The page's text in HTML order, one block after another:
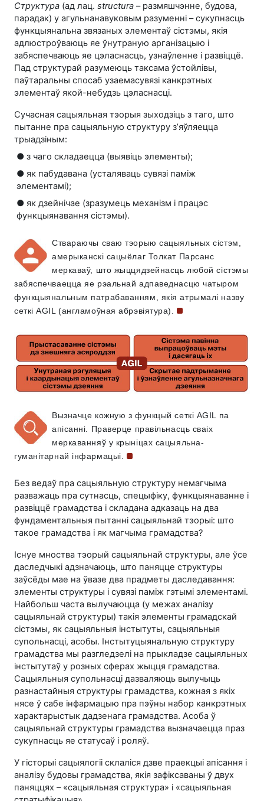
Структура (ад лац. structura – размяшчэнне, будова,
парадак) у агульнанавуковым разуменні – сукупнасць
функцыянальна звязаных элементаў сістэмы, якія
адлюстроўваюць яе ўнутраную арганізацыю і
забяспечваюць яе цэласнасць, узнаўленне і развіццё.
Пад структурай разумеюць таксама ўстойлівы,
паўтаральны спосаб узаемасувязі канкрэтных
элементаў якой-небудзь цэласнасці.
Сучасная сацыяльная тэорыя зыходзіць з таго, што
пытанне пра сацыяльную структуру з’яўляецца
трыадзіным:
● з чаго складаецца (выявіць элементы);
● як пабудавана (усталяваць сувязі паміж
элементамі);
● як дзейнічае (зразумець механізм і працэс
функцыянавання сістэмы).
Ствараючы сваю тэорыю сацыяльных сістэм,
амерыканскі сацыёлаг Толкат Парсанс
меркаваў, што жыццядзейнасць любой сістэмы
забяспечваецца яе рэальнай адпаведнасцю чатыром
функцыянальным патрабаванням, якія атрымалі назву
сеткі AGIL (англамоўнаяабрэвіятура).
Вызначце кожную з функцый сеткі AGIL па
апісанні. Праверце правільнасць сваіх
меркаванняў у крыніцах сацыяльна-
гуманітарнай інфармацыі.
Без ведаў пра сацыяльную структуру немагчыма
разважаць пра сутнасць, спецыфіку, функцыянаванне і
развіццё грамадства і складана адказаць на два
фундаментальныя пытанні сацыяльнай тэорыі: што
такое грамадства і як магчыма грамадства?
Існуе мноства тэорый сацыяльнай структуры, але ўсе
даследчыкі адзначаюць, што паняцце структуры
заўсёды мае на ўвазе два прадметы даследавання:
элементы структуры і сувязі паміж гэтымі элементамі.
Найбольш часта вылучаюцца (у межах аналізу
сацыяльнай структуры) такія элементы грамадскай
сістэмы, як сацыяльныя інстытуты, сацыяльныя
супольнасці, асобы. Інстытуцыянальную структуру
грамадства мы разгледзелі на прыкладзе сацыяльных
інстытутаў у розных сферах жыцця грамадства.
Сацыяльныя супольнасці дазваляюць вылучыць
разнастайныя структуры грамадства, кожная з якіх
нясе ў сабе інфармацыю пра пэўны набор канкрэтных
характарыстык дадзенага грамадства. Асоба ў
сацыяльнай структуры грамадства вызначаецца праз
сукупнасць яе статусаў і роляў.
У гісторыі сацыялогіі склаліся дзве праекцыі апісання і
аналізу будовы грамадства, якія зафіксаваны ў двух
паняццях – «сацыяльная структура» і «сацыяльная